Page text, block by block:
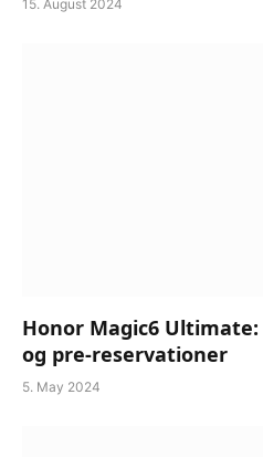
15. August 2024
Honor Magic6
og pre-reservationer
5. May 2024